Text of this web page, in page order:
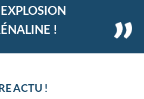
!
ACTU !